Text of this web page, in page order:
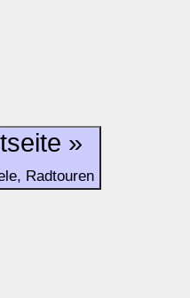
Zurück zur Startseite »
Radtouren